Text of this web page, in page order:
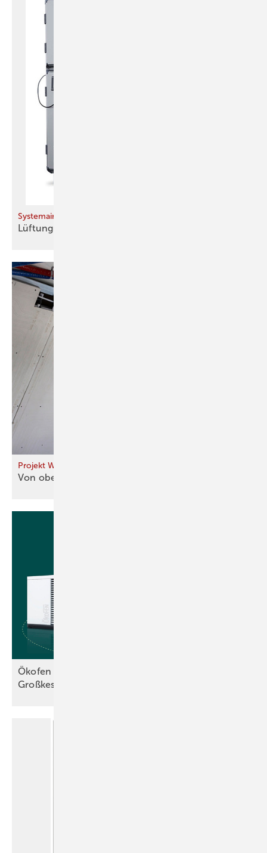
Systemair
Lüftung und Wärmepumpe
Projekt Wärme
Von oben herab
Ökofen stellt Wärmepumpen und ­Pellet-
Großkessel